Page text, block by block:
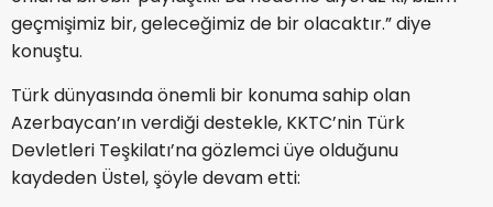
geçmişimiz bir, geleceğimiz de bir olacaktır.” diye
konuştu.
Türk dünyasında önemli bir konuma sahip olan
Azerbaycan’ın verdiği destekle, KKTC’nin Türk
Devletleri Teşkilatı’na gözlemci üye olduğunu
kaydeden Üstel, şöyle devam etti: